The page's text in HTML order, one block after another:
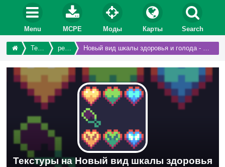
Menu MCPE Моды Карты Search
Текстуры ресурсы
Текстуры на Новый вид шкалы здоровья